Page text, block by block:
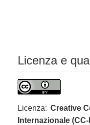
Licenza e
Licenza: Creative
Internazionale